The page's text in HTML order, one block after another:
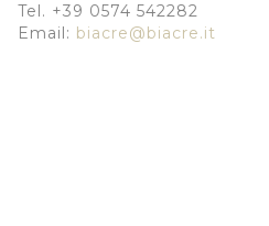
Tel. +39 0574 542282
Email: biacre@biacre.it